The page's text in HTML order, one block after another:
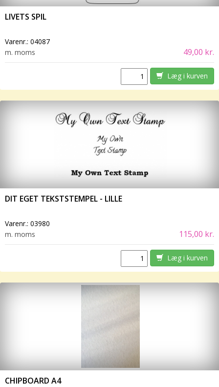
LIVETS SPIL
Varenr.: 04087
m. moms
49,00 kr.
Læg i kurven
DIT EGET TEKSTSTEMPEL - LILLE
Varenr.: 03980
m. moms
115,00 kr.
Læg i kurven
CHIPBOARD A4